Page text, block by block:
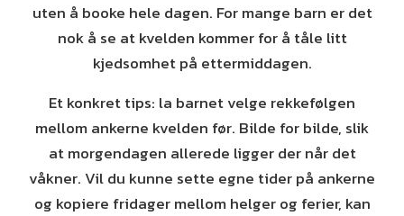
uten å booke hele dagen. For mange barn er det
nok å se at kvelden kommer for å tåle litt
kjedsomhet på ettermiddagen.
Et konkret tips: la barnet velge rekkefølgen
mellom ankerne kvelden før. Bilde for bilde, slik
at morgendagen allerede ligger der når det
våkner. Vil du kunne sette egne tider på ankerne
og kopiere fridager mellom helger og ferier, kan